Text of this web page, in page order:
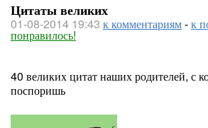
Цитаты великих
01-08-2014 19:43 к комментариям-к
понравилось!
40 великих цитат наших родителей, с
поспоришь